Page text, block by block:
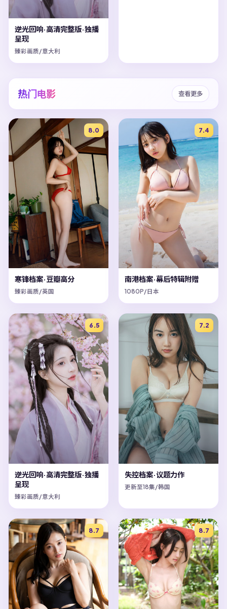
逆光回响·高清完整版·独播
呈现
臻彩画质/意大利
热门电影 查看更多
8.0
寒锋档案·豆瓣高分
臻彩画质/英国
7.4
南港档案·幕后特辑附赠
1080P/日本
6.5
逆光回响·高清完整版·独播
呈现
臻彩画质/意大利
7.2
失控档案·议题力作
更新至18集/韩国
8.7 8.7